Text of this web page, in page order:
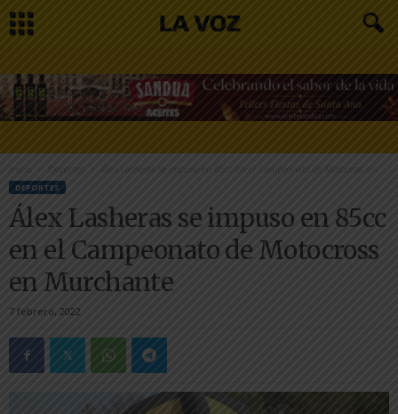
Inicio Álex Lasheras se impuso en 85cc en el Campeonato de Motocross en...
DEPORTES
Álex Lasheras se impuso en 85cc
en el Campeonato de Motocross
en Murchante
7 febrero, 2022